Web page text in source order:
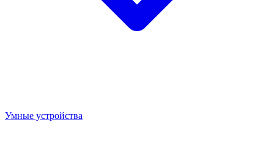
Умные устройства